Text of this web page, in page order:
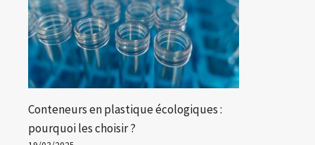
Conteneurs en plastique écologiques :
pourquoi les choisir ?